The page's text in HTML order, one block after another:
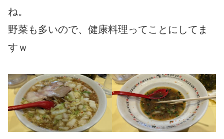
ね。
野菜も多いので、健康料理ってことにしてま
すｗ